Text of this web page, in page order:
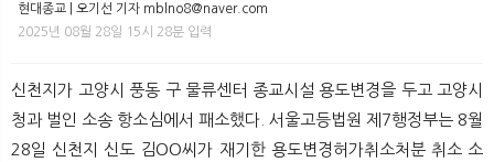
현대종교 | 오기선 기자 mblno8@naver.com
2025년 08월 28일 15시 28분 입력
신천지가 고양시 풍동 구 물류센터 종교시설 용도변경을 두고 고양시
청과 벌인 소송 항소심에서 패소했다. 서울고등법원 제7행정부는 8월
28일 신천지 신도 김OO씨가 재기한 용도변경허가취소처분 취소 소